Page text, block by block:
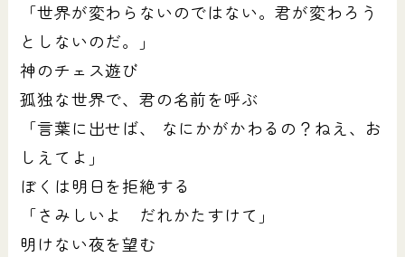
「世界が変わらないのではない。君が変わろう
としないのだ。」
神のチェス遊び
孤独な世界で、君の名前を呼ぶ
「言葉に出せば、 なにかがかわるの？ねえ、お
しえてよ」
ぼくは明日を拒絶する
「さみしいよ だれかたすけて」
明けない夜を望む